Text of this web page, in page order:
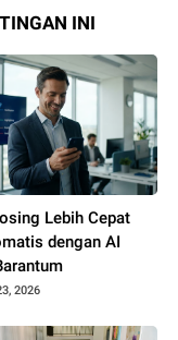
INI
Lebih Cepat
dengan AI
2026